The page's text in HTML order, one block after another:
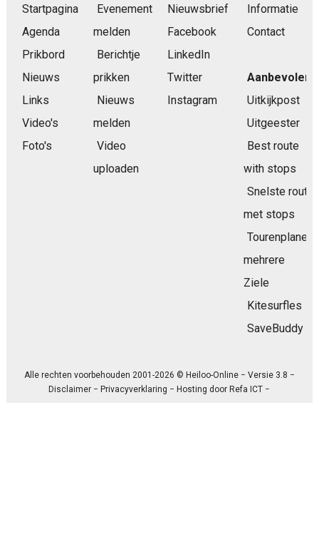
Startpagina
Agenda
Prikbord
Nieuws
Links
Video's
Foto's
Evenement
melden
Berichtje
prikken
Nieuws
melden
Video
uploaden
Nieuwsbrief
Facebook
LinkedIn
Twitter
Instagram
Informatie
Contact
Aanbevolen
Uitkijkpost
Uitgeester
Best route
with stops
Snelste route
met stops
Tourenplaner
mehrere
Ziele
Kitesurfles
SaveBuddy
Alle rechten voorbehouden 2001-2026 © Heiloo-Online − Versie 3.8 −
Disclaimer − Privacyverklaring − Hosting door Refa ICT −